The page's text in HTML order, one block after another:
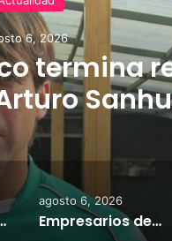
6, 2026
termina
Copiapó
y media de mercadería asiática ilegal
agosto 6, 2026
Empresarios de Angol donan cuatro hectáreas para apoyar reubicación de familias afectadas por inundaciones